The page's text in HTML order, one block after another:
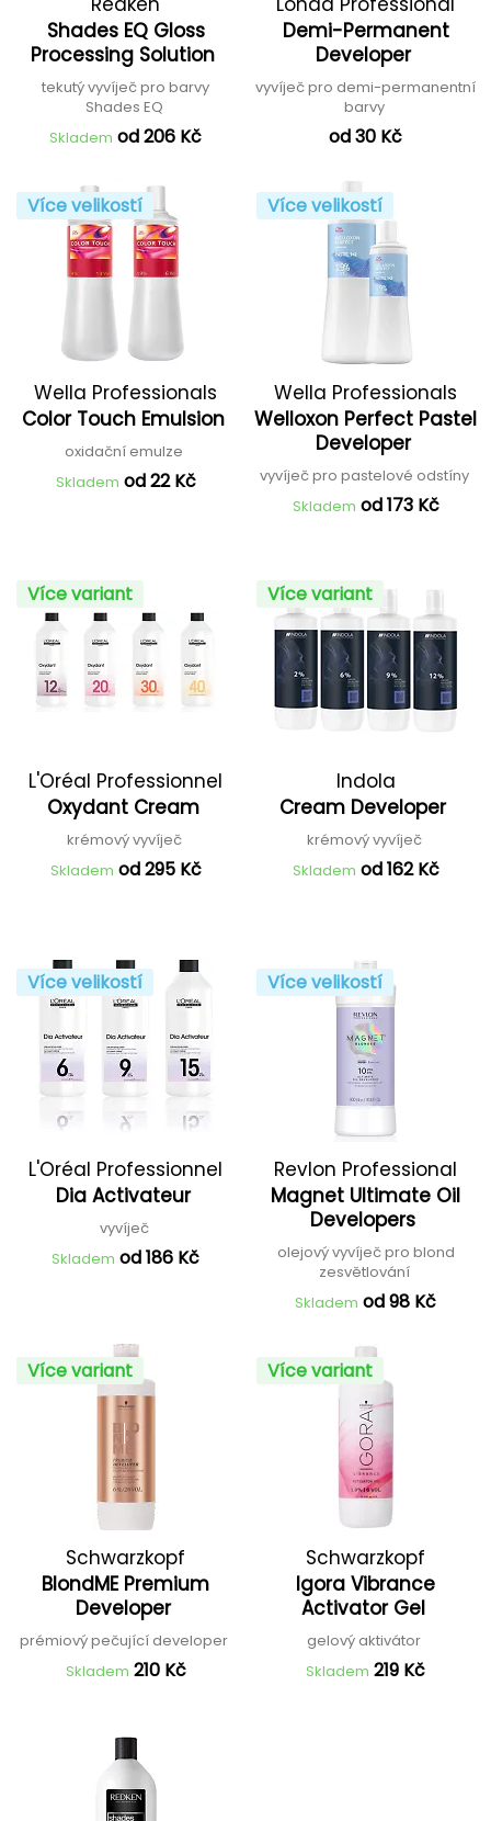
Shades EQ Gloss
Processing Solution
tekutý vyvíječ pro barvy
Shades EQ
Skladem od 206 Kč
Demi-Permanent
Developer
vyvíječ pro demi-permanentní
barvy
od 30 Kč
Více velikostí
Wella Professionals
Color Touch Emulsion
oxidační emulze
Skladem od 22 Kč
Více velikostí
Wella Professionals
Welloxon Perfect Pastel
Developer
vyvíječ pro pastelové odstíny
Skladem od 173 Kč
Více variant
L'Oréal Professionnel
Oxydant Cream
krémový vyvíječ
Skladem od 295 Kč
Více variant
Indola
Cream Developer
krémový vyvíječ
Skladem od 162 Kč
Více velikostí
L'Oréal Professionnel
Dia Activateur
vyvíječ
Skladem od 186 Kč
Více velikostí
Revlon Professional
Magnet Ultimate Oil
Developers
olejový vyvíječ pro blond
zesvětlování
Skladem od 98 Kč
Více variant
Schwarzkopf
Professional
BlondME Premium
Developer
prémiový pečující developer
Skladem 210 Kč
Více variant
Schwarzkopf
Professional
Igora Vibrance
Activator Gel
gelový aktivátor
Skladem 219 Kč